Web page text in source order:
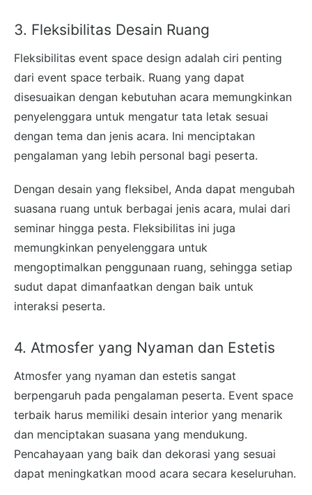
3. Fleksibilitas Desain Ruang
Fleksibilitas event space design adalah ciri penting
dari event space terbaik. Ruang yang dapat
disesuaikan dengan kebutuhan acara memungkinkan
penyelenggara untuk mengatur tata letak sesuai
dengan tema dan jenis acara. Ini menciptakan
pengalaman yang lebih personal bagi peserta.
Dengan desain yang fleksibel, Anda dapat mengubah
suasana ruang untuk berbagai jenis acara, mulai dari
seminar hingga pesta. Fleksibilitas ini juga
memungkinkan penyelenggara untuk
mengoptimalkan penggunaan ruang, sehingga setiap
sudut dapat dimanfaatkan dengan baik untuk
interaksi peserta.
4. Atmosfer yang Nyaman dan Estetis
Atmosfer yang nyaman dan estetis sangat
berpengaruh pada pengalaman peserta. Event space
terbaik harus memiliki desain interior yang menarik
dan menciptakan suasana yang mendukung.
Pencahayaan yang baik dan dekorasi yang sesuai
dapat meningkatkan mood acara secara keseluruhan.